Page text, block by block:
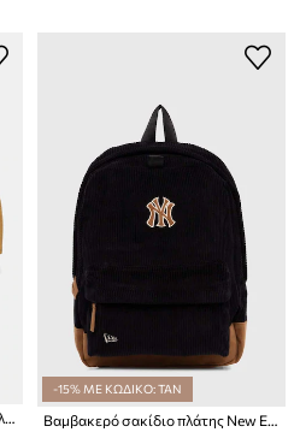
Βαμβακερό καπέλο του μπέιζμπολ New Era LEAGUE ESSENTIAL E-FRAME
-15% ΜΕ ΚΩΔΙΚΟ: TAN